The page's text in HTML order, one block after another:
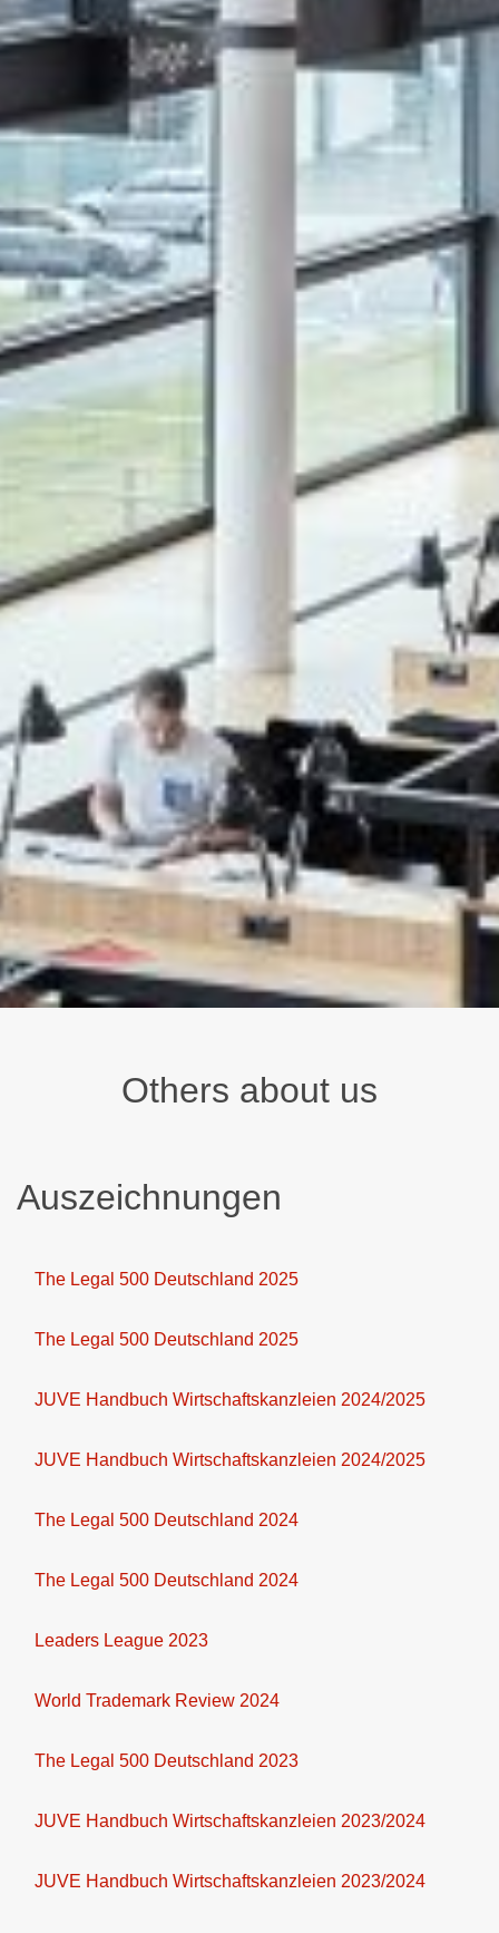
Others about us
Auszeichnungen
The Legal 500 Deutschland 2025
The Legal 500 Deutschland 2025
JUVE Handbuch Wirtschaftskanzleien 2024/2025
JUVE Handbuch Wirtschaftskanzleien 2024/2025
The Legal 500 Deutschland 2024
The Legal 500 Deutschland 2024
Leaders League 2023
World Trademark Review 2024
The Legal 500 Deutschland 2023
JUVE Handbuch Wirtschaftskanzleien 2023/2024
JUVE Handbuch Wirtschaftskanzleien 2023/2024